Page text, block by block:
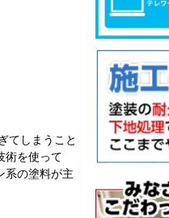
てしまうこと
術を使って
系の塗料が主